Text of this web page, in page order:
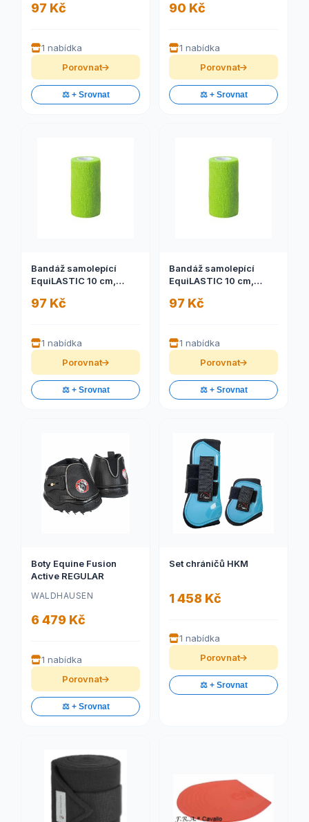
97 Kč
1 nabídka
Porovnat
⚖️ + Srovnat
90 Kč
1 nabídka
Porovnat
⚖️ + Srovnat
Bandáž samolepící
EquiLASTIC 10 cm,
97 Kč
1 nabídka
Porovnat
⚖️ + Srovnat
Bandáž samolepící
EquiLASTIC 10 cm,
97 Kč
1 nabídka
Porovnat
⚖️ + Srovnat
Boty Equine Fusion
Active REGULAR
WALDHAUSEN
6 479 Kč
1 nabídka
Porovnat
⚖️ + Srovnat
Set chráničů HKM
1 458 Kč
1 nabídka
Porovnat
⚖️ + Srovnat